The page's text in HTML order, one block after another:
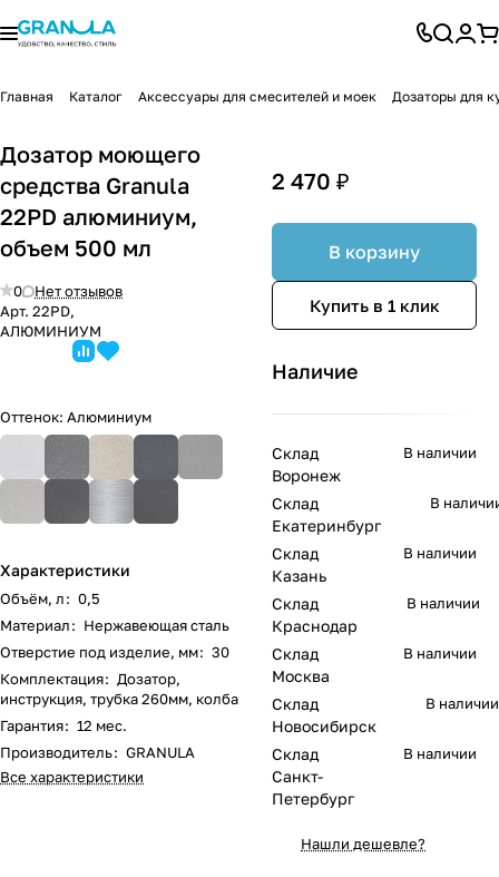
Главная Каталог Аксессуары для смесителей и моек Дозаторы для
Дозатор моющего
средства Granula
22PD алюминиум,
объем 500 мл
0
Нет отзывов
Арт. 22PD,
АЛЮМИНИУМ
Оттенок: Алюминиум
Характеристики
Объём, л: 0,5
Материал: Нержавеющая сталь
Отверстие под изделие, мм: 30
Комплектация: Дозатор,
инструкция, трубка 260мм, колба
Гарантия: 12 мес.
Производитель: GRANULA
Все характеристики
2 470 ₽
В корзину
Купить в 1 клик
Наличие
Склад
Воронеж
В наличии
Склад
Екатеринбург
В
Склад
Казань
В наличии
Склад
Краснодар
В наличии
Склад
Москва
В наличии
Склад
Новосибирск
В наличии
Склад
Санкт-
Петербург
В наличии
Нашли дешевле?